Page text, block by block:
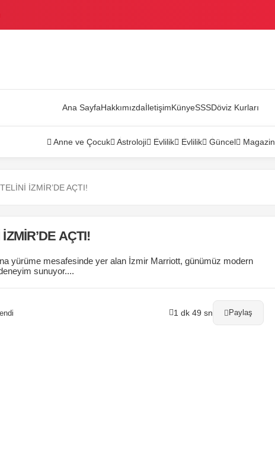
Ana SayfaHakkımızdaİletişimKünyeSSSDöviz Kurları
Anne ve Çocuk Astroloji Evlilik Evlilik Güncel Magazin
İZMİR’DE AÇTI!
AÇTI!
yürüme mesafesinde yer alan İzmir Marriott, günümüz modern
sunuyor....
1 dk 49 sn Paylaş